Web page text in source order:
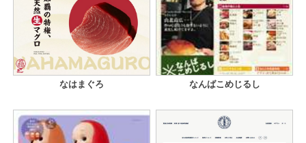
なはまぐろ なんばこめじるし